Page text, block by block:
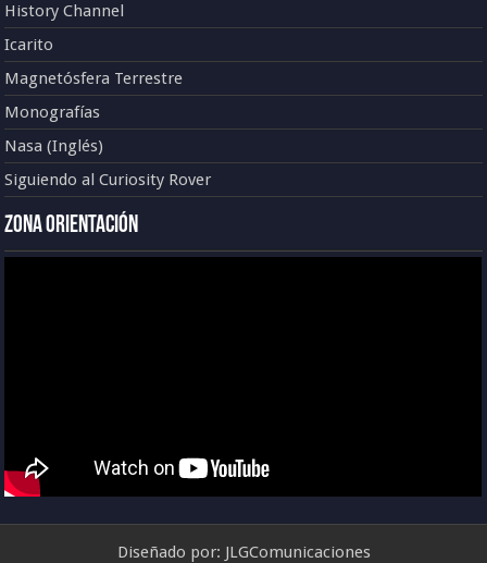
History Channel
Icarito
Magnetósfera Terrestre
Monografías
Nasa (Inglés)
Siguiendo al Curiosity Rover
Zona Orientación
Diseñado por: JLGComunicaciones